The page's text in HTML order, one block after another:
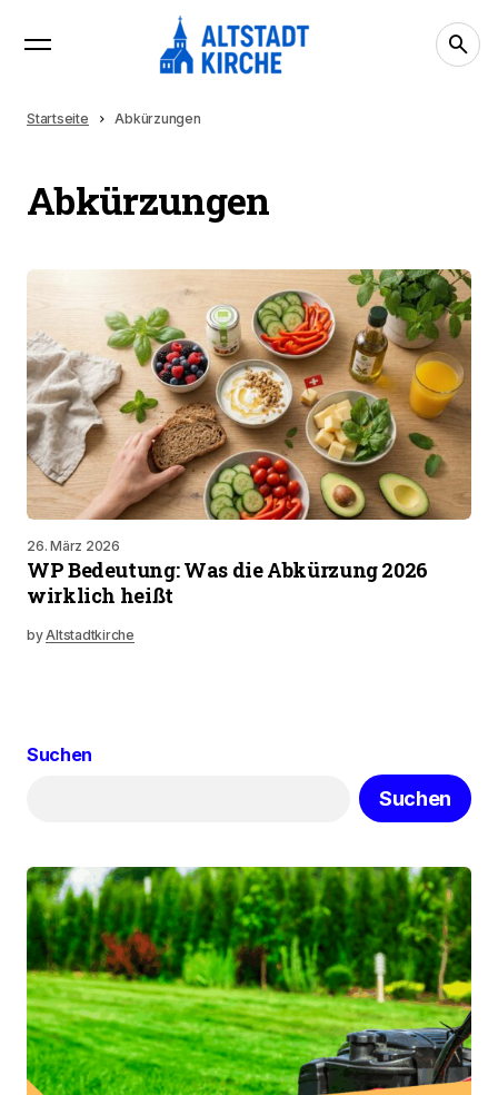
Startseite Abkürzungen
Abkürzungen
26. März 2026
WP Bedeutung: Was die Abkürzung 2026
wirklich heißt
byAltstadtkirche
Suchen
Suchen